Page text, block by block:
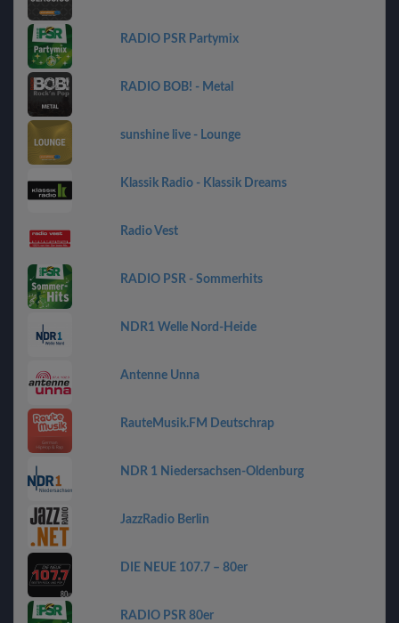
RADIO PSR Partymix
RADIO BOB! - Metal
sunshine live - Lounge
Klassik Radio - Klassik Dreams
Radio Vest
RADIO PSR - Sommerhits
NDR1 Welle Nord-Heide
Antenne Unna
RauteMusik.FM Deutschrap
NDR 1 Niedersachsen-Oldenburg
JazzRadio Berlin
DIE NEUE 107.7 – 80er
RADIO PSR 80er